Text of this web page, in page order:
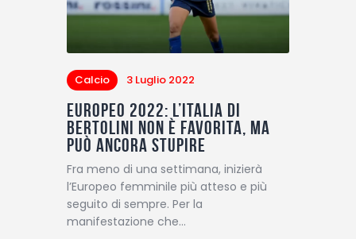
Calcio 3 Luglio 2022
Europeo 2022: L’Italia di
Bertolini non è favorita, ma
può ancora stupire
Fra meno di una settimana, inizierà
l’Europeo femminile più atteso e più
seguito di sempre. Per la
manifestazione che…